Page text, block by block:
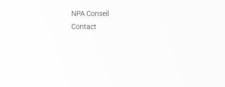
NPA Conseil
Contact